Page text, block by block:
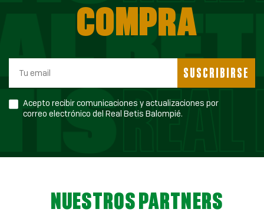
COMPRA
SUSCRIBIRSE
Acepto recibir comunicaciones y actualizaciones por
correo electrónico del Real Betis Balompié.
NUESTROS PARTNERS